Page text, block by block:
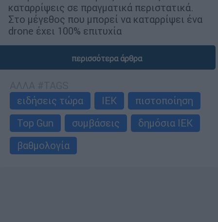
καταρρίψεις σε πραγματικά περιστατικά.
Στο μέγεθος που μπορεί να καταρρίψει ένα
drone έχει 100% επιτυχία
περισσότερα άρθρα
ειδήσεις τώρα
ΙΕΚ
πιστοποίηση
Top Gun
συμβάσεις
δημόσια ΙΕΚ
βαθμολογία